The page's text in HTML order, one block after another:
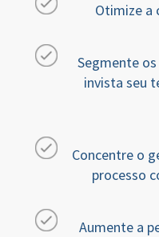
Otimize a
Segmente
invista seu
Concentre o
processo
Aumente a